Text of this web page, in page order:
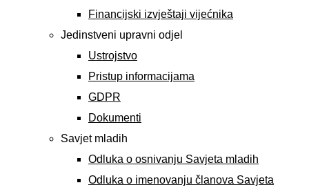
Financijski izvještaji vijećnika
Jedinstveni upravni odjel
Ustrojstvo
Pristup informacijama
GDPR
Dokumenti
Savjet mladih
Odluka o osnivanju Savjeta mladih
Odluka o imenovanju članova Savjeta